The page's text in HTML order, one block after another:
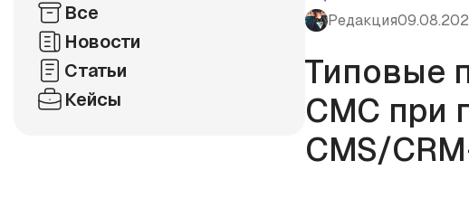
Все
Новости
Статьи
Кейсы
Редакция
Типовые
СМС при
CMS/